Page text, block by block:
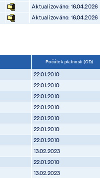
Aktualizováno: 16.04.2026
Aktualizováno: 16.04.2026
Počátek platnosti (OD)
22.01.2010
22.01.2010
22.01.2010
22.01.2010
22.01.2010
22.01.2010
22.01.2010
13.02.2023
22.01.2010
13.02.2023